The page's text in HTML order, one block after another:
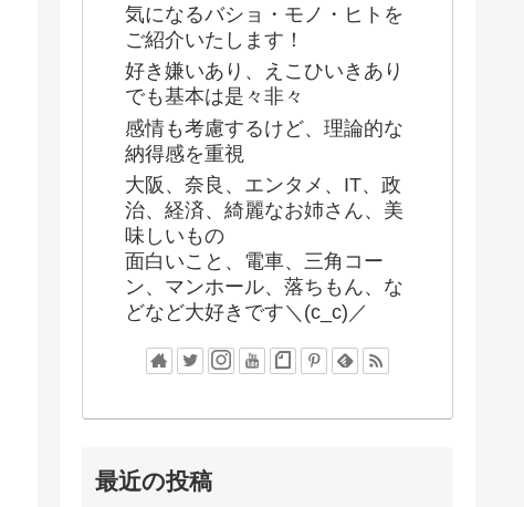
気になるバショ・モノ・ヒトを
ご紹介いたします！
好き嫌いあり、えこひいきあり
でも基本は是々非々
感情も考慮するけど、理論的な
納得感を重視
大阪、奈良、エンタメ、IT、政
治、経済、綺麗なお姉さん、美
味しいもの
面白いこと、電車、三角コー
ン、マンホール、落ちもん、な
どなど大好きです＼(c_c)／
最近の投稿